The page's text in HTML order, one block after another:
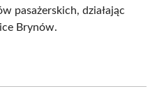
pasażerskich, działając
Brynów.